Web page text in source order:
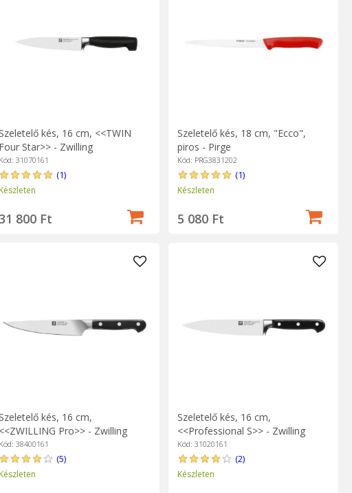
Szeletelő kés, 16 cm, <<TWIN
Four Star>> - Zwilling
Kód: 31070161
(1)
Készleten
31 800 Ft
Szeletelő kés, 18 cm, "Ecco",
piros - Pirge
Kód: PRG3831202
(1)
Készleten
5 080 Ft
Szeletelő kés, 16 cm,
<<ZWILLING Pro>> - Zwilling
Kód: 38400161
(5)
Készleten
Szeletelő kés, 16 cm,
<<Professional S>> - Zwilling
Kód: 31020161
(2)
Készleten